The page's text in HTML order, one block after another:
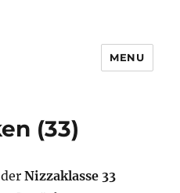
MENU
(33)
derNizzaklasse 33